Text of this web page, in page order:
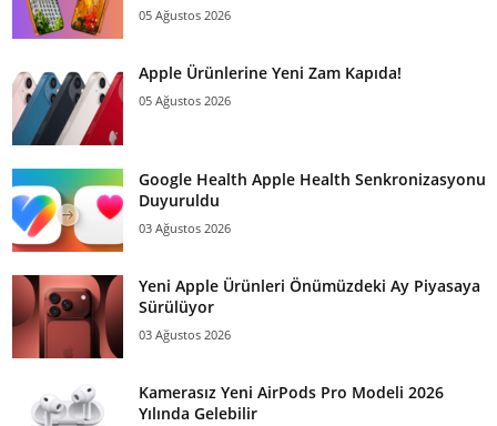
05 Ağustos 2026
Apple Ürünlerine Yeni Zam Kapıda!
05 Ağustos 2026
Google Health Apple Health Senkronizasyonu
Duyuruldu
03 Ağustos 2026
Yeni Apple Ürünleri Önümüzdeki Ay Piyasaya
Sürülüyor
03 Ağustos 2026
Kamerasız Yeni AirPods Pro Modeli 2026
Yılında Gelebilir